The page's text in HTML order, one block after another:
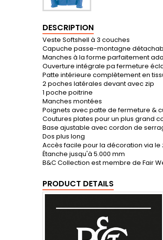
DESCRIPTION
Veste Softshell à 3 couches
Capuche passe-montagne
Manches à la forme parfaitement
Ouverture intégrale pa fermeture
Patte intérieure complètement en
2 poches latérales devant avec zip
1 poche poitrine
Manches montées
Poignets avec patte de fermeture &
Coutures plates pour un plus grand
Base ajustable avec cordon de
Dos plus long
Accès facile pour la décoration via
Étanche jusqu'à 5.000 mm
B&C Collection est membre de Fair
PRODUCT DETAILS